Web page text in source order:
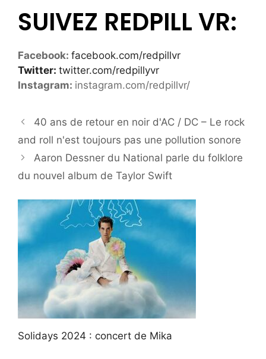
SUIVEZ REDPILL VR:
Facebook: facebook.com/redpillvr
Twitter: twitter.com/redpillyvr
Instagram: instagram.com/redpillvr/
40 ans de retour en noir d'AC / DC – Le rock
and roll n'est toujours pas une pollution sonore
Aaron Dessner du National parle du folklore
du nouvel album de Taylor Swift
Solidays 2024 : concert de Mika